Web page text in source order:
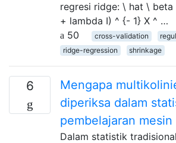
regresi ridge: \ hat \ beta
+ lambda I) ^ {- 1} X ^ …
50
cross-validation
ridge-regression
shrinkage
6
Mengapa
diperiksa dalam
pembelajaran mesin
Dalam statistik